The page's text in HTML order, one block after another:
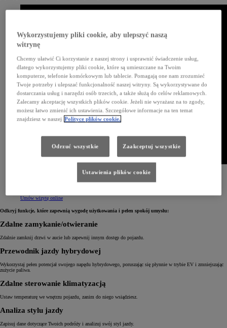
Umów wizytę online
Odkryj funkcje, które zapewnią wygodę użytkowania i pełen spokój umysłu:
Zdalne zamykanie/otwieranie
Zdalnie zamknij drzwi w aucie lub zapewnij innym dostęp do pojazdu.
Przewodnik jazdy hybrydowej
Wykorzystaj pełen potencjał swojego napędu hybrydowego, poruszając się płynnie w trybie EV i zmniejszając
zużycie paliwa.
Zdalne sterowanie klimatyzacją
Ustaw temperaturę we wnętrzu pojazdu, zanim do niego wsiądziesz.
Analiza stylu jazdy
Zapisuj dane dotyczące Twoich podróży i analizuj swój styl jazdy.
Wykorzystujemy pliki cookie, aby ulepszyć naszą
witrynę
Chcemy ułatwić Ci korzystanie z naszej strony i usprawnić świadczenie usług,
dlatego wykorzystujemy pliki cookie, które są umieszczane na Twoim
komputerze, telefonie komórkowym lub tablecie. Pomagają one nam zrozumieć
Twoje potrzeby i ulepszać funkcjonalność naszej witryny. Są wykorzystywane do
dostarczania usług i narzędzi osób trzecich, a także służą do celów reklamowych.
Zalecamy akceptację wszystkich plików cookie. Jeżeli nie wyrażasz na to zgody,
możesz łatwo zmienić ich ustawienia. Szczegółowe informacje na ten temat
znajdziesz w naszej Polityce plików cookie.
Odrzuć wszystkie Zaakceptuj wszystkie
Ustawienia plików cookie